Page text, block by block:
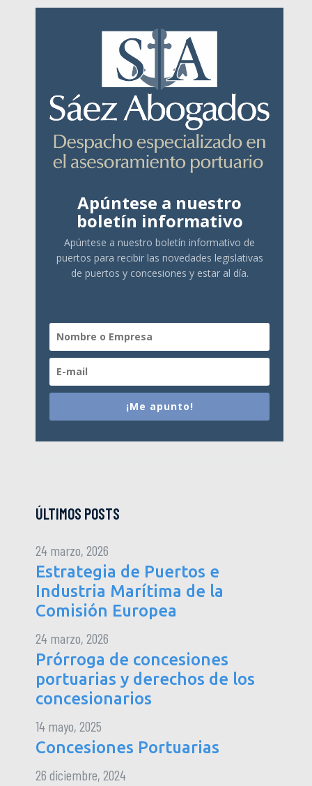
Apúntese a nuestro
boletín informativo
Apúntese a nuestro boletín informativo de
puertos para recibir las novedades legislativas
de puertos y concesiones y estar al día.
¡Me apunto!
ÚLTIMOS POSTS
24 marzo, 2026
Estrategia de Puertos e
Industria Marítima de la
Comisión Europea
24 marzo, 2026
Prórroga de concesiones
portuarias y derechos de los
concesionarios
14 mayo, 2025
Concesiones Portuarias
26 diciembre, 2024